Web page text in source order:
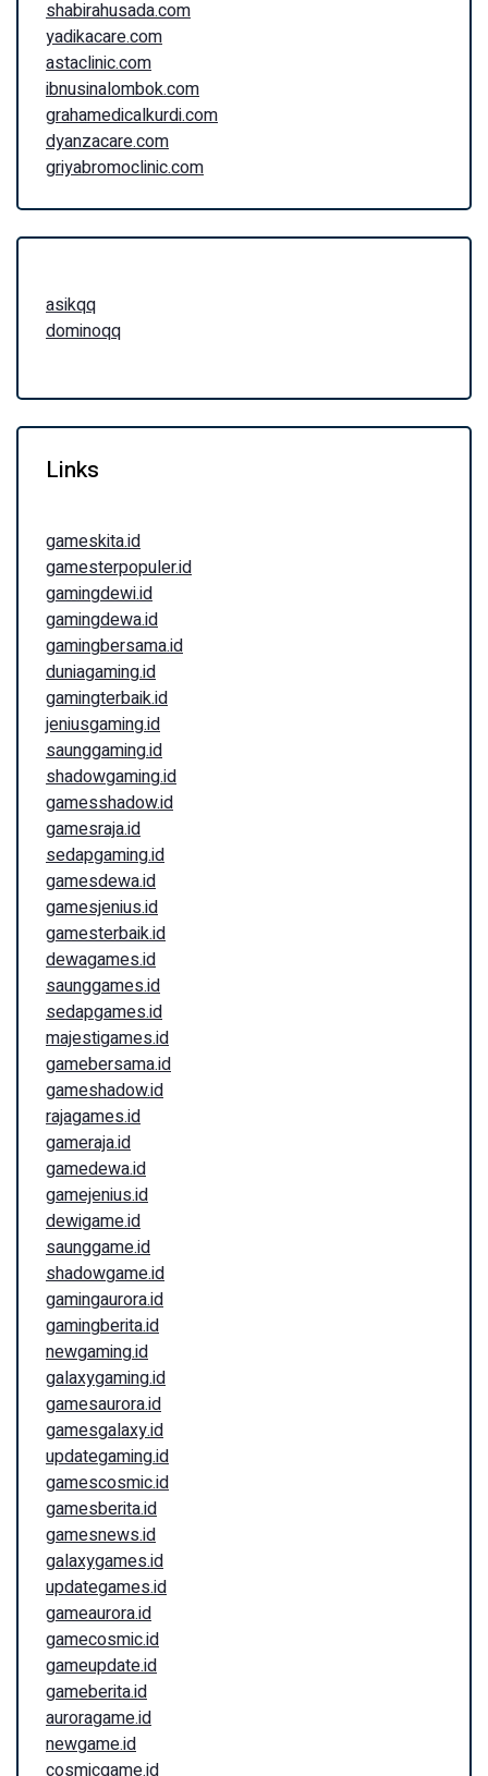
shabirahusada.com
yadikacare.com
astaclinic.com
ibnusinalombok.com
grahamedicalkurdi.com
dyanzacare.com
griyabromoclinic.com
asikqq
dominoqq
Links
gameskita.id
gamesterpopuler.id
gamingdewi.id
gamingdewa.id
gamingbersama.id
duniagaming.id
gamingterbaik.id
jeniusgaming.id
saunggaming.id
shadowgaming.id
gamesshadow.id
gamesraja.id
sedapgaming.id
gamesdewa.id
gamesjenius.id
gamesterbaik.id
dewagames.id
saunggames.id
sedapgames.id
majestigames.id
gamebersama.id
gameshadow.id
rajagames.id
gameraja.id
gamedewa.id
gamejenius.id
dewigame.id
saunggame.id
shadowgame.id
gamingaurora.id
gamingberita.id
newgaming.id
galaxygaming.id
gamesaurora.id
gamesgalaxy.id
updategaming.id
gamescosmic.id
gamesberita.id
gamesnews.id
galaxygames.id
updategames.id
gameaurora.id
gamecosmic.id
gameupdate.id
gameberita.id
auroragame.id
newgame.id
cosmicgame.id